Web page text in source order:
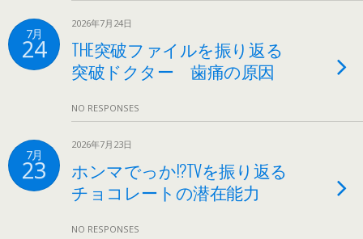
7月
24
2026年7月24日
THE突破ファイルを振り返る
突破ドクター 歯痛の原因
NO RESPONSES
7月
23
2026年7月23日
ホンマでっか!?TVを振り返る
チョコレートの潜在能力
NO RESPONSES